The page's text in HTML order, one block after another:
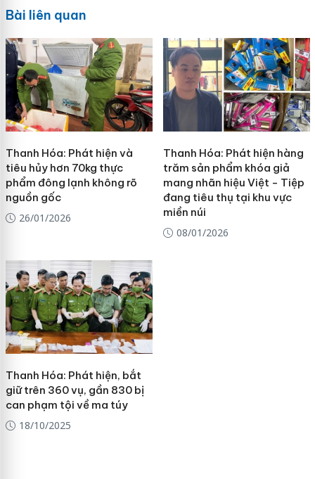
Bài liên quan
Thanh Hóa: Phát hiện và
tiêu hủy hơn 70kg thực
phẩm đông lạnh không rõ
nguồn gốc
26/01/2026
Thanh Hóa: Phát hiện hàng
trăm sản phẩm khóa giả
mang nhãn hiệu Việt - Tiệp
đang tiêu thụ tại khu vực
miền núi
08/01/2026
Thanh Hóa: Phát hiện, bắt
giữ trên 360 vụ, gần 830 bị
can phạm tội về ma túy
18/10/2025